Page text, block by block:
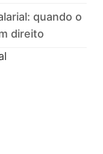
quando o
direito